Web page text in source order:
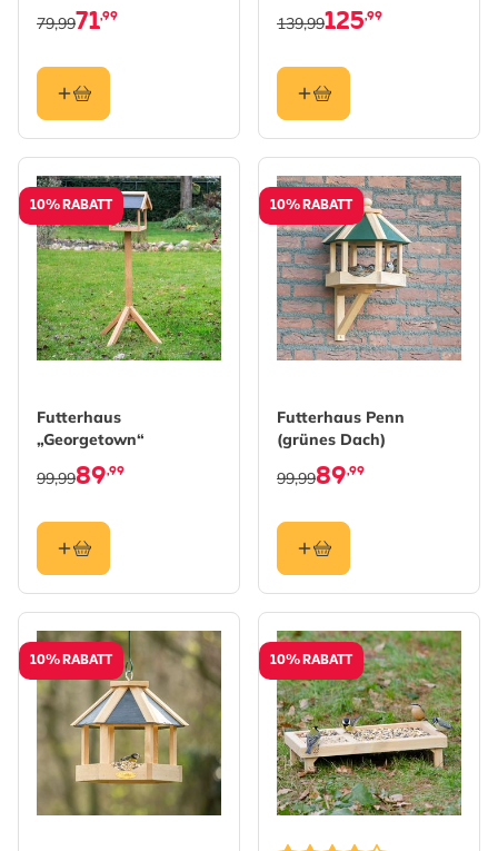
71,99
79,99 125,99
139,99
10% RABATT
Futterhaus
„Georgetown“
89,99
99,99
10% RABATT
Futterhaus Penn
(grünes Dach)
89,99
99,99
10% RABATT 10% RABATT